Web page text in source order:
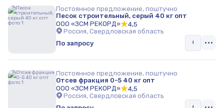
Постоянное предложение, поштучно
Песок строительный, серый 40 кг опт
ООО «ЗСМ РЕКОРД»
4,5
Россия, Свердловская область
По запросу
Постоянное предложение, поштучно
Отсев фракция 0-5 40 кг опт
ООО «ЗСМ РЕКОРД»
4,5
Россия, Свердловская область